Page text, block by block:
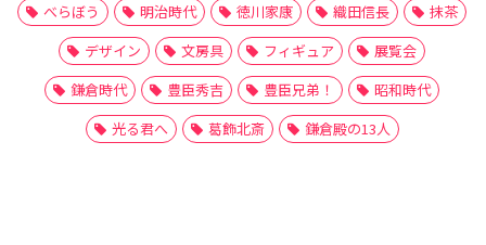
べらぼう
明治時代 徳川家康 織田信長
抹茶
デザイン
文房具 フィギュア
展覧会
鎌倉時代
豊臣秀吉 豊臣兄弟！
昭和時代
光る君へ
葛飾北斎 鎌倉殿の13人